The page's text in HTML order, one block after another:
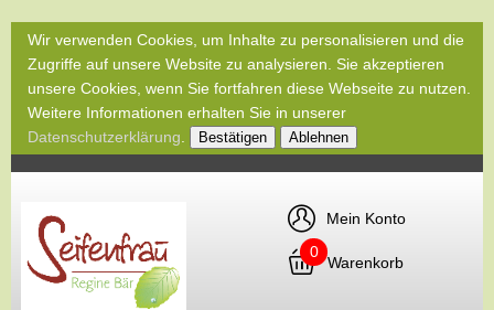
Wir verwenden Cookies, um Inhalte zu personalisieren und die
Zugriffe auf unsere Website zu analysieren. Sie akzeptieren
unsere Cookies, wenn Sie fortfahren diese Webseite zu nutzen.
Weitere Informationen erhalten Sie in unserer
Datenschutzerklärung
Bestätigen Ablehnen
Mein Konto
0
Warenkorb